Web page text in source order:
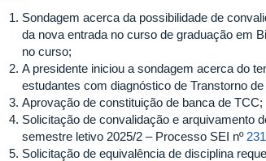
Sondagem acerca da possibilidade de
da nova entrada no curso de graduação em
no curso;
A presidente iniciou a sondagem acerca do
estudantes com diagnóstico de Transtorno
Aprovação de constituição de banca de TCC;
Solicitação de convalidação e arquivamento
semestre letivo 2025/2 – Processo SEI nº
Solicitação de equivalência de disciplina